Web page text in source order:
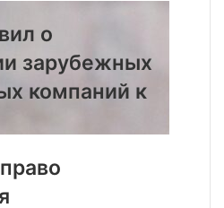
о
зарубежных
компаний к